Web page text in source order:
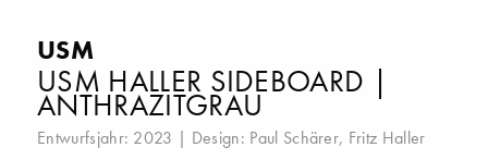
USM
USM HALLER SIDEBOARD |
ANTHRAZITGRAU
Entwurfsjahr: 2023 | Design: Paul Schärer, Fritz Haller